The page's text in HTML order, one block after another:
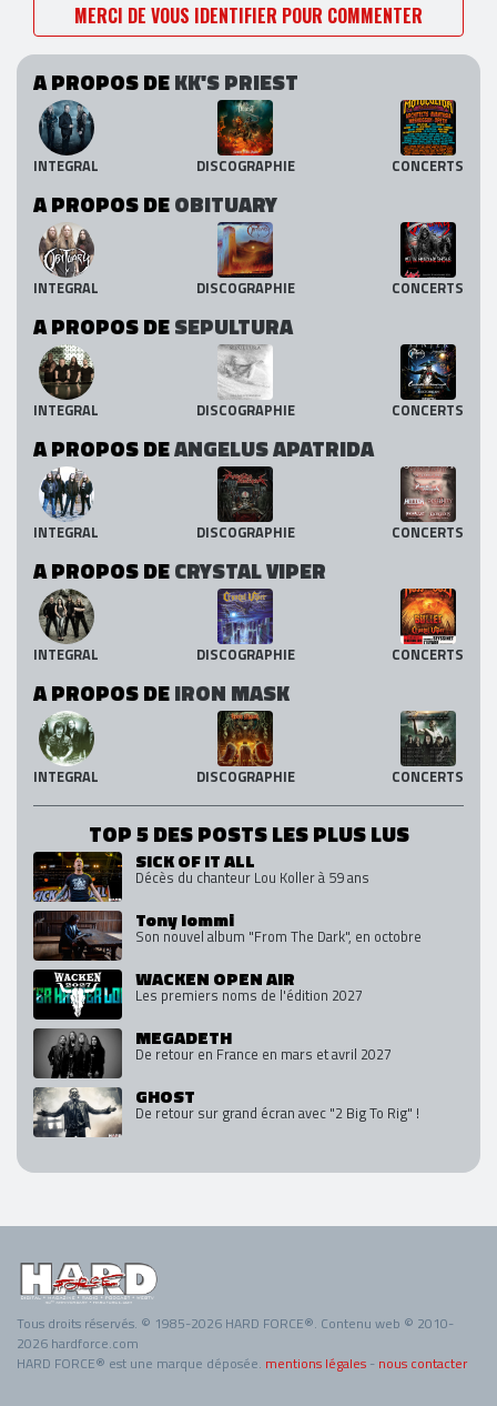
MERCI DE VOUS IDENTIFIER POUR COMMENTER
A PROPOS DEKK'S PRIEST
INTEGRAL DISCOGRAPHIE CONCERTS
A PROPOS DEOBITUARY
INTEGRAL DISCOGRAPHIE CONCERTS
A PROPOS DESEPULTURA
INTEGRAL DISCOGRAPHIE CONCERTS
A PROPOS DEANGELUS APATRIDA
INTEGRAL DISCOGRAPHIE CONCERTS
A PROPOS DECRYSTAL VIPER
INTEGRAL DISCOGRAPHIE CONCERTS
A PROPOS DEIRON MASK
INTEGRAL DISCOGRAPHIE CONCERTS
TOP 5 DES POSTS LES PLUS LUS
SICK OF IT ALL
Décès du chanteur Lou Koller à 59 ans
Tony Iommi
Son nouvel album "From The Dark", en octobre
WACKEN OPEN AIR
Les premiers noms de l'édition 2027
MEGADETH
De retour en France en mars et avril 2027
GHOST
De retour sur grand écran avec "2 Big To Rig" !
Tous droits réservés. © 1985-2026 HARD FORCE®. Contenu web © 2010-
2026 hardforce.com
HARD FORCE® est une marque déposée. mentions légales - nous contacter